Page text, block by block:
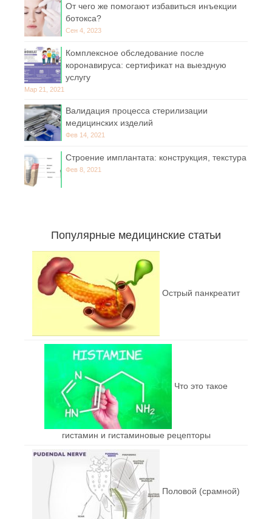
От чего же помогают избавиться инъекции
ботокса?
Сен 4, 2023
Комплексное обследование после
коронавируса: сертификат на выездную
услугу
Мар 21, 2021
Валидация процесса стерилизации
медицинских изделий
Фев 14, 2021
Строение имплантата: конструкция, текстура
Фев 8, 2021
Популярные медицинские статьи
Острый панкреатит
Что это такое
гистамин и гистаминовые рецепторы
Половой (срамной)